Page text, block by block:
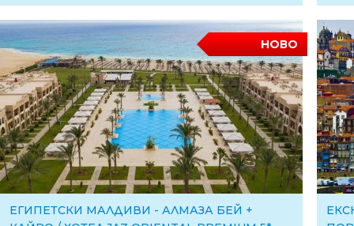
НОВО
ЕГИПЕТСКИ МАЛДИВИ - АЛМАЗА БЕЙ +